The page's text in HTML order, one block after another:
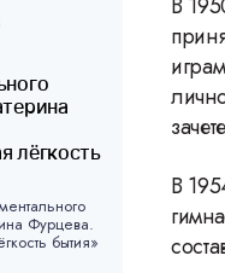
лёгкость
Фурцева.
бытия»
В
В